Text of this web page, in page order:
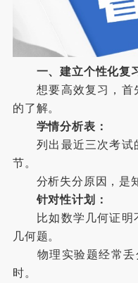
一、建立个性化复
想要高效复习，首
的了解。
学情分析表：
列出最近三次考试
节。
分析失分原因，是知
针对性计划：
比如数学几何证明
几何题。
物理实验题经常丢
时。